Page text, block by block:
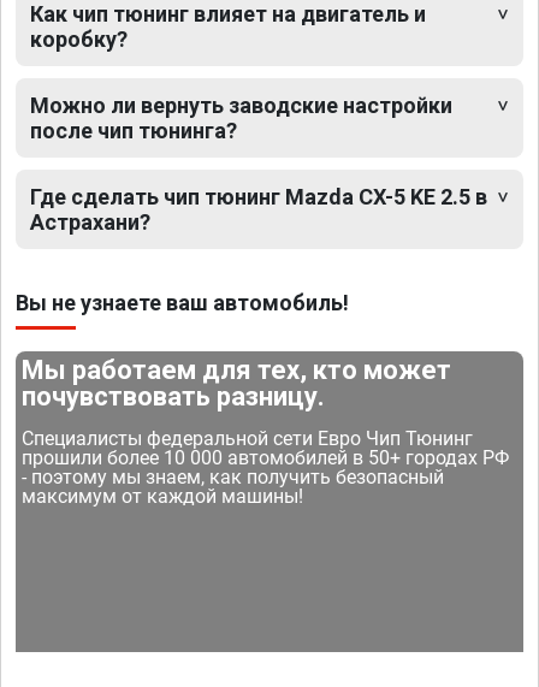
Как чип тюнинг влияет на двигатель и
коробку?
Можно ли вернуть заводские настройки
после чип тюнинга?
Где сделать чип тюнинг Mazda CX-5 KE 2.5 в
Астрахани?
Вы не узнаете ваш автомобиль!
Мы работаем для тех, кто может
почувствовать разницу.
Специалисты федеральной сети Евро Чип Тюнинг
прошили более 10 000 автомобилей в 50+ городах РФ
- поэтому мы знаем, как получить безопасный
максимум от каждой машины!